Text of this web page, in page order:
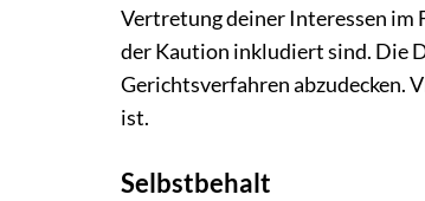
Vertretung deiner Interessen im
der Kaution inkludiert sind. Die
Gerichtsverfahren abzudecken.
ist.
Selbstbehalt